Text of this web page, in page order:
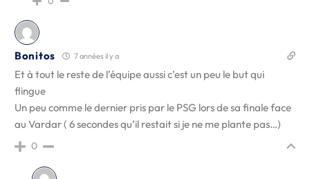
Bonitos 7 années il y a
Et à tout le reste de l’équipe aussi c’est un peu le but qui
flingue
Un peu comme le dernier pris par le PSG lors de sa finale face
au Vardar ( 6 secondes qu’il restait si je ne me plante pas…)
0